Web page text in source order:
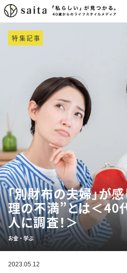
特集記事
「別財布の夫婦」が
理の不満”とは＜40
人に調査！＞
お金・学ぶ
2023.05.12